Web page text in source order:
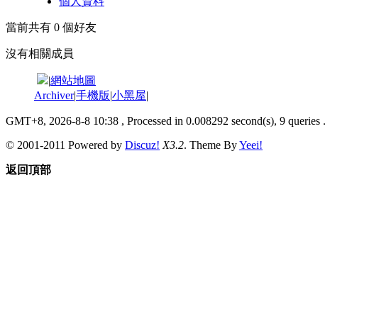
當前共有 0 個好友
沒有相關成員
|網站地圖
Archiver|手機版|小黑屋|
GMT+8, 2026-8-8 10:38 , Processed in 0.008292 second(s), 9 queries .
© 2001-2011 Powered by Discuz! X3.2. Theme ByYeei!
返回頂部